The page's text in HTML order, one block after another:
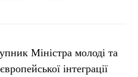
Міністра молоді та
інтеграції